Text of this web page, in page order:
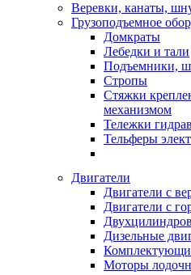
Веревки, канаты,
Грузоподъемное
Домкраты
Лебедки и тали
Подъемники,
Стропы
Стяжки
механизмом
Тележки
Тельферы
Двигатели
Двигатели с
Двигатели с
Дизельные
Моторы